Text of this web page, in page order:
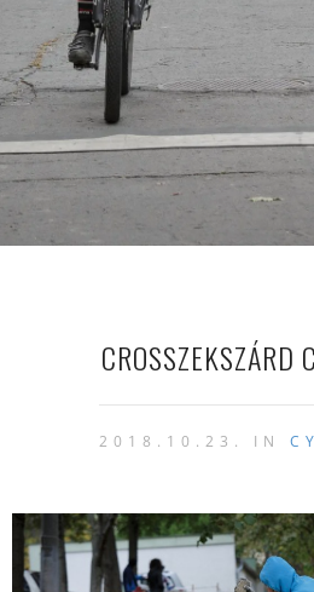
CROSSZEKSZÁRD
2018.10.23. IN